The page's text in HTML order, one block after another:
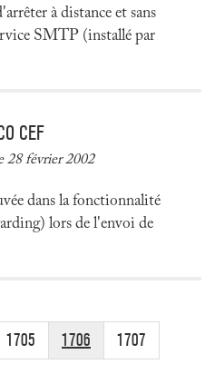
à distance et sans
SMTP (installé par
CEF
28 février 2002
dans la fonctionnalité
lors de l'envoi de
1705 1706
1707